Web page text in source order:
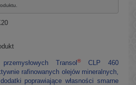
Transol®CLP 460
rafinowanych olejów mineralnych,
poprawiające własności smarne